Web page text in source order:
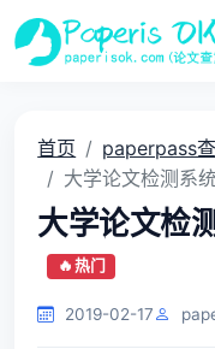
首页
paperpass
大学论文检测系
大学论文检
🔥 热门
2019-02-17